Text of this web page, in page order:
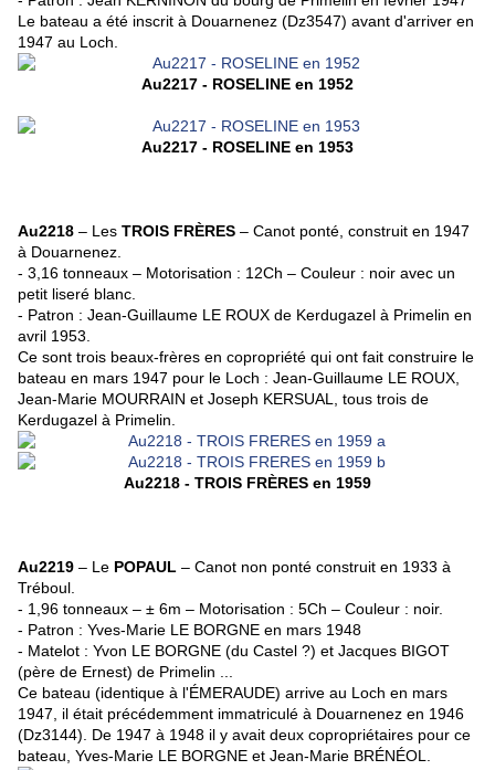
Le bateau a été inscrit à Douarnenez (Dz3547) avant d'arriver en
1947 au Loch.
Au2217 - ROSELINE en 1952
Au2217 - ROSELINE en 1953
Au2218 – Les TROIS FRÈRES – Canot ponté, construit en 1947
à Douarnenez.
- 3,16 tonneaux – Motorisation : 12Ch – Couleur : noir avec un
petit liseré blanc.
- Patron : Jean-Guillaume LE ROUX de Kerdugazel à Primelin en
avril 1953.
Ce sont trois beaux-frères en copropriété qui ont fait construire le
bateau en mars 1947 pour le Loch : Jean-Guillaume LE ROUX,
Jean-Marie MOURRAIN et Joseph KERSUAL, tous trois de
Kerdugazel à Primelin.
Au2218 - TROIS FRÈRES en 1959
Au2219 – Le POPAUL – Canot non ponté construit en 1933 à
Tréboul.
- 1,96 tonneaux – ± 6m – Motorisation : 5Ch – Couleur : noir.
- Patron : Yves-Marie LE BORGNE en mars 1948
- Matelot : Yvon LE BORGNE (du Castel ?) et Jacques BIGOT
(père de Ernest) de Primelin ...
Ce bateau (identique à l'ÉMERAUDE) arrive au Loch en mars
1947, il était précédemment immatriculé à Douarnenez en 1946
(Dz3144). De 1947 à 1948 il y avait deux copropriétaires pour ce
bateau, Yves-Marie LE BORGNE et Jean-Marie BRÉNÉOL.